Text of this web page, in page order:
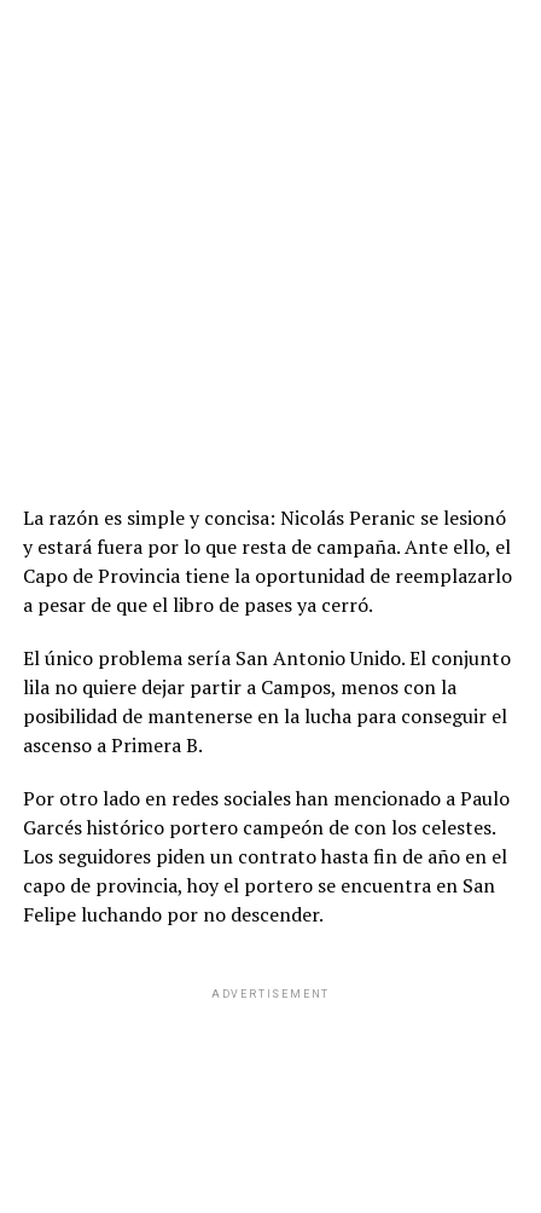
La razón es simple y concisa: Nicolás Peranic se lesionó
y estará fuera por lo que resta de campaña. Ante ello, el
Capo de Provincia tiene la oportunidad de reemplazarlo
a pesar de que el libro de pases ya cerró.
El único problema sería San Antonio Unido. El conjunto
lila no quiere dejar partir a Campos, menos con la
posibilidad de mantenerse en la lucha para conseguir el
ascenso a Primera B.
Por otro lado en redes sociales han mencionado a Paulo
Garcés histórico portero campeón de con los celestes.
Los seguidores piden un contrato hasta fin de año en el
capo de provincia, hoy el portero se encuentra en San
Felipe luchando por no descender.
ADVERTISEMENT